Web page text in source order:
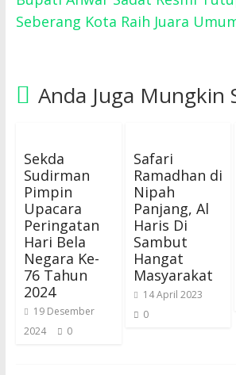
Seberang Kota Raih Juara
Anda Juga Mungkin
Sekda
Sudirman
Pimpin
Upacara
Peringatan
Hari Bela
Negara Ke-
76 Tahun
2024
19 Desember
2024
0
Safari
Ramadhan di
Nipah
Panjang, Al
Haris Di
Sambut
Hangat
Masyarakat
14 April 2023
0